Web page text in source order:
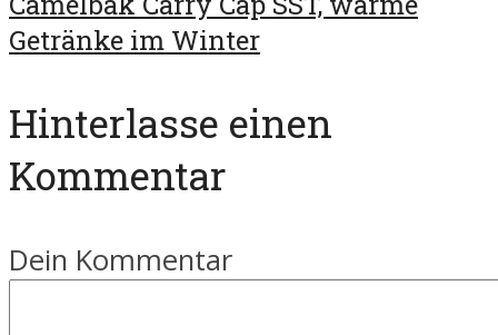
Getränke im Winter
Hinterlasse einen
Kommentar
Dein Kommentar